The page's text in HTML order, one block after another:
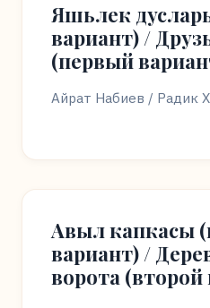
Яшьлек
вариант) /
(первый
Айрат Набиев / Радик
Авыл капкасы
вариант) /
ворота (второй